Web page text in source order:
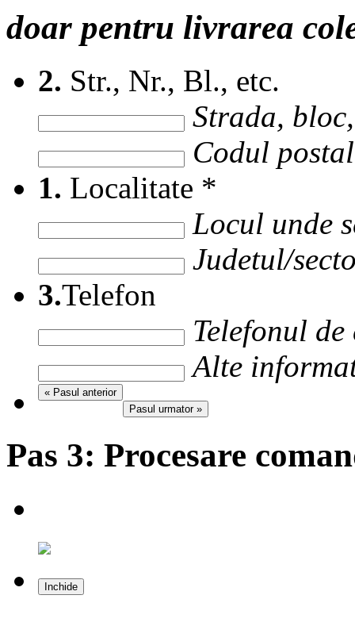
doar pentru livrarea
2. Str., Nr., Bl., etc.
Strada,
Codul
1. Localitate *
Locul unde
Judetul/
3.Telefon
Telefonul
Alte
« Pasul anterior
Pasul urmator »
Pas 3: Procesare
Inchide